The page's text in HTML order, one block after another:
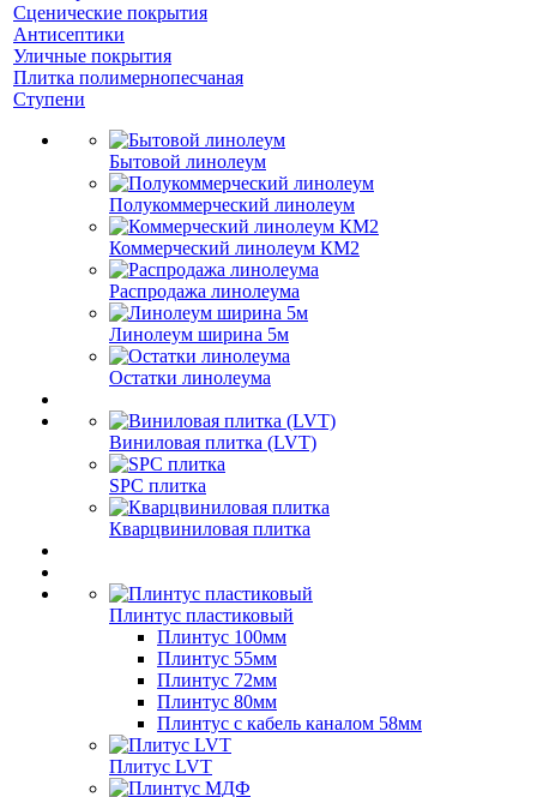
Сценические покрытия
Антисептики
Уличные покрытия
Плитка полимернопесчаная
Ступени
Бытовой линолеум
Полукоммерческий линолеум
Коммерческий линолеум КМ2
Распродажа линолеума
Линолеум ширина 5м
Остатки линолеума
Виниловая плитка (LVT)
SPC плитка
Кварцвиниловая плитка
Плинтус пластиковый
Плинтус 100мм
Плинтус 55мм
Плинтус 72мм
Плинтус 80мм
Плинтус с кабель каналом 58мм
Плитус LVT